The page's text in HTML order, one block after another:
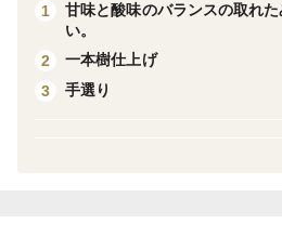
ぷりの清見オレンジとなってい
また、栽培だけでなく収穫、選
【一本樹仕上げ】同じ園地でも
1
甘味と酸味のバランスの取れ
い。
2
一本樹仕上げ
3
手選り